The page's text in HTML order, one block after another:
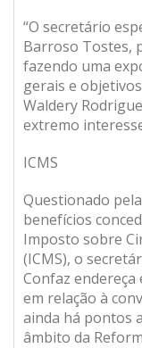
“O secretário
Barroso Tostes,
fazendo uma
gerais e
Waldery
extremo
ICMS
Questionado
benefícios
Imposto sobre
(ICMS), o
Confaz endereça
em relação à
ainda há pontos
âmbito da